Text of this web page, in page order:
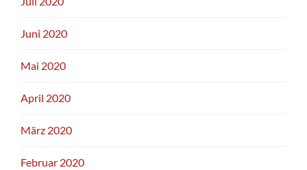
Juni 2020
Mai 2020
April 2020
März 2020
Februar 2020